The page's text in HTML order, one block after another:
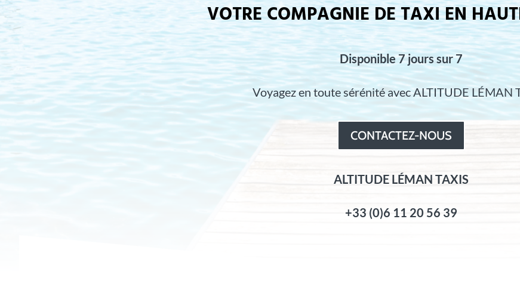
VOTRE COMPAGNIE DE TAXI EN
Disponible 7 jours sur 7
Voyagez en toute sérénité avec ALTITUDE LÉMAN
CONTACTEZ-NOUS
ALTITUDE LÉMAN TAXIS
+33 (0)6 11 20 56 39